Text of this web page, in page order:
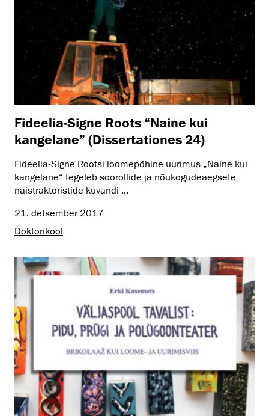
Fideelia-Signe Roots “Naine kui
kangelane” (Dissertationes 24)
Fideelia-Signe Rootsi loomepõhine uurimus „Naine kui
kangelane“ tegeleb soorollide ja nõukogudeaegsete
naistraktoristide kuvandi ...
21. detsember 2017
Doktorikool